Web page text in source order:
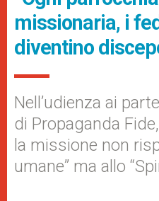
missionaria, i
diventino
Nell’udienza ai
di Propaganda
la missione non
umane” ma allo